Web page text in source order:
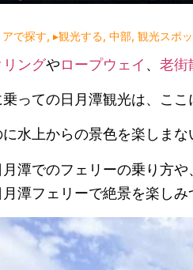
で探す, ▸観光する, 中部, 観光スポ
ングやロープウェイ 、 老街
っての日月潭観光は、こ
水上からの景色を楽しまな
潭でのフェリーの乗り方
潭フェリーで絶景を楽しみ